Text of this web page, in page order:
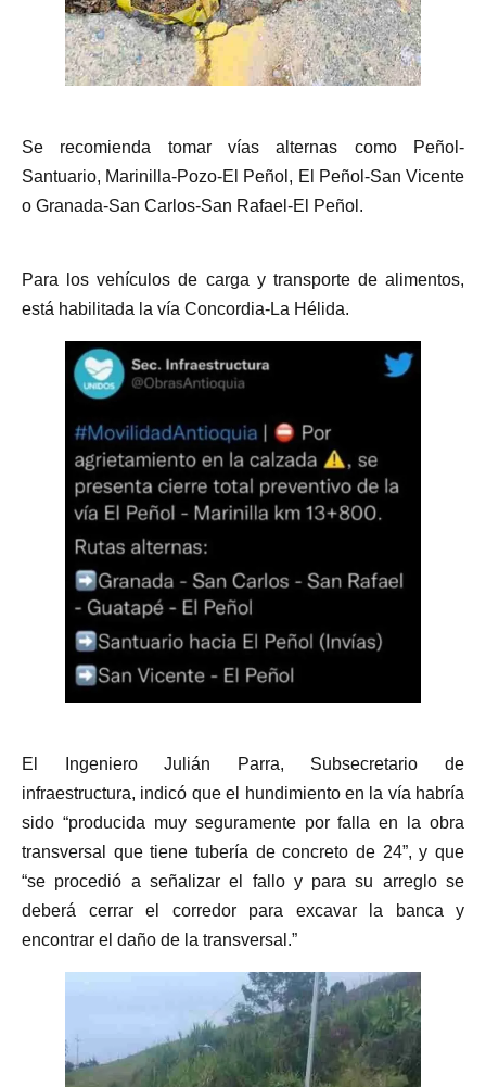
Se recomienda tomar vías alternas como Peñol-
Santuario, Marinilla-Pozo-El Peñol, El Peñol-San Vicente
o Granada-San Carlos-San Rafael-El Peñol.
Para los vehículos de carga y transporte de alimentos,
está habilitada la vía Concordia-La Hélida.
El Ingeniero Julián Parra, Subsecretario de
infraestructura, indicó que el hundimiento en la vía habría
sido “producida muy seguramente por falla en la obra
transversal que tiene tubería de concreto de 24”, y que
“se procedió a señalizar el fallo y para su arreglo se
deberá cerrar el corredor para excavar la banca y
encontrar el daño de la transversal.”